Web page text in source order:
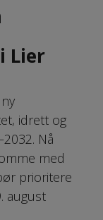
Lier
idrett og
Nå
med
prioritere
august